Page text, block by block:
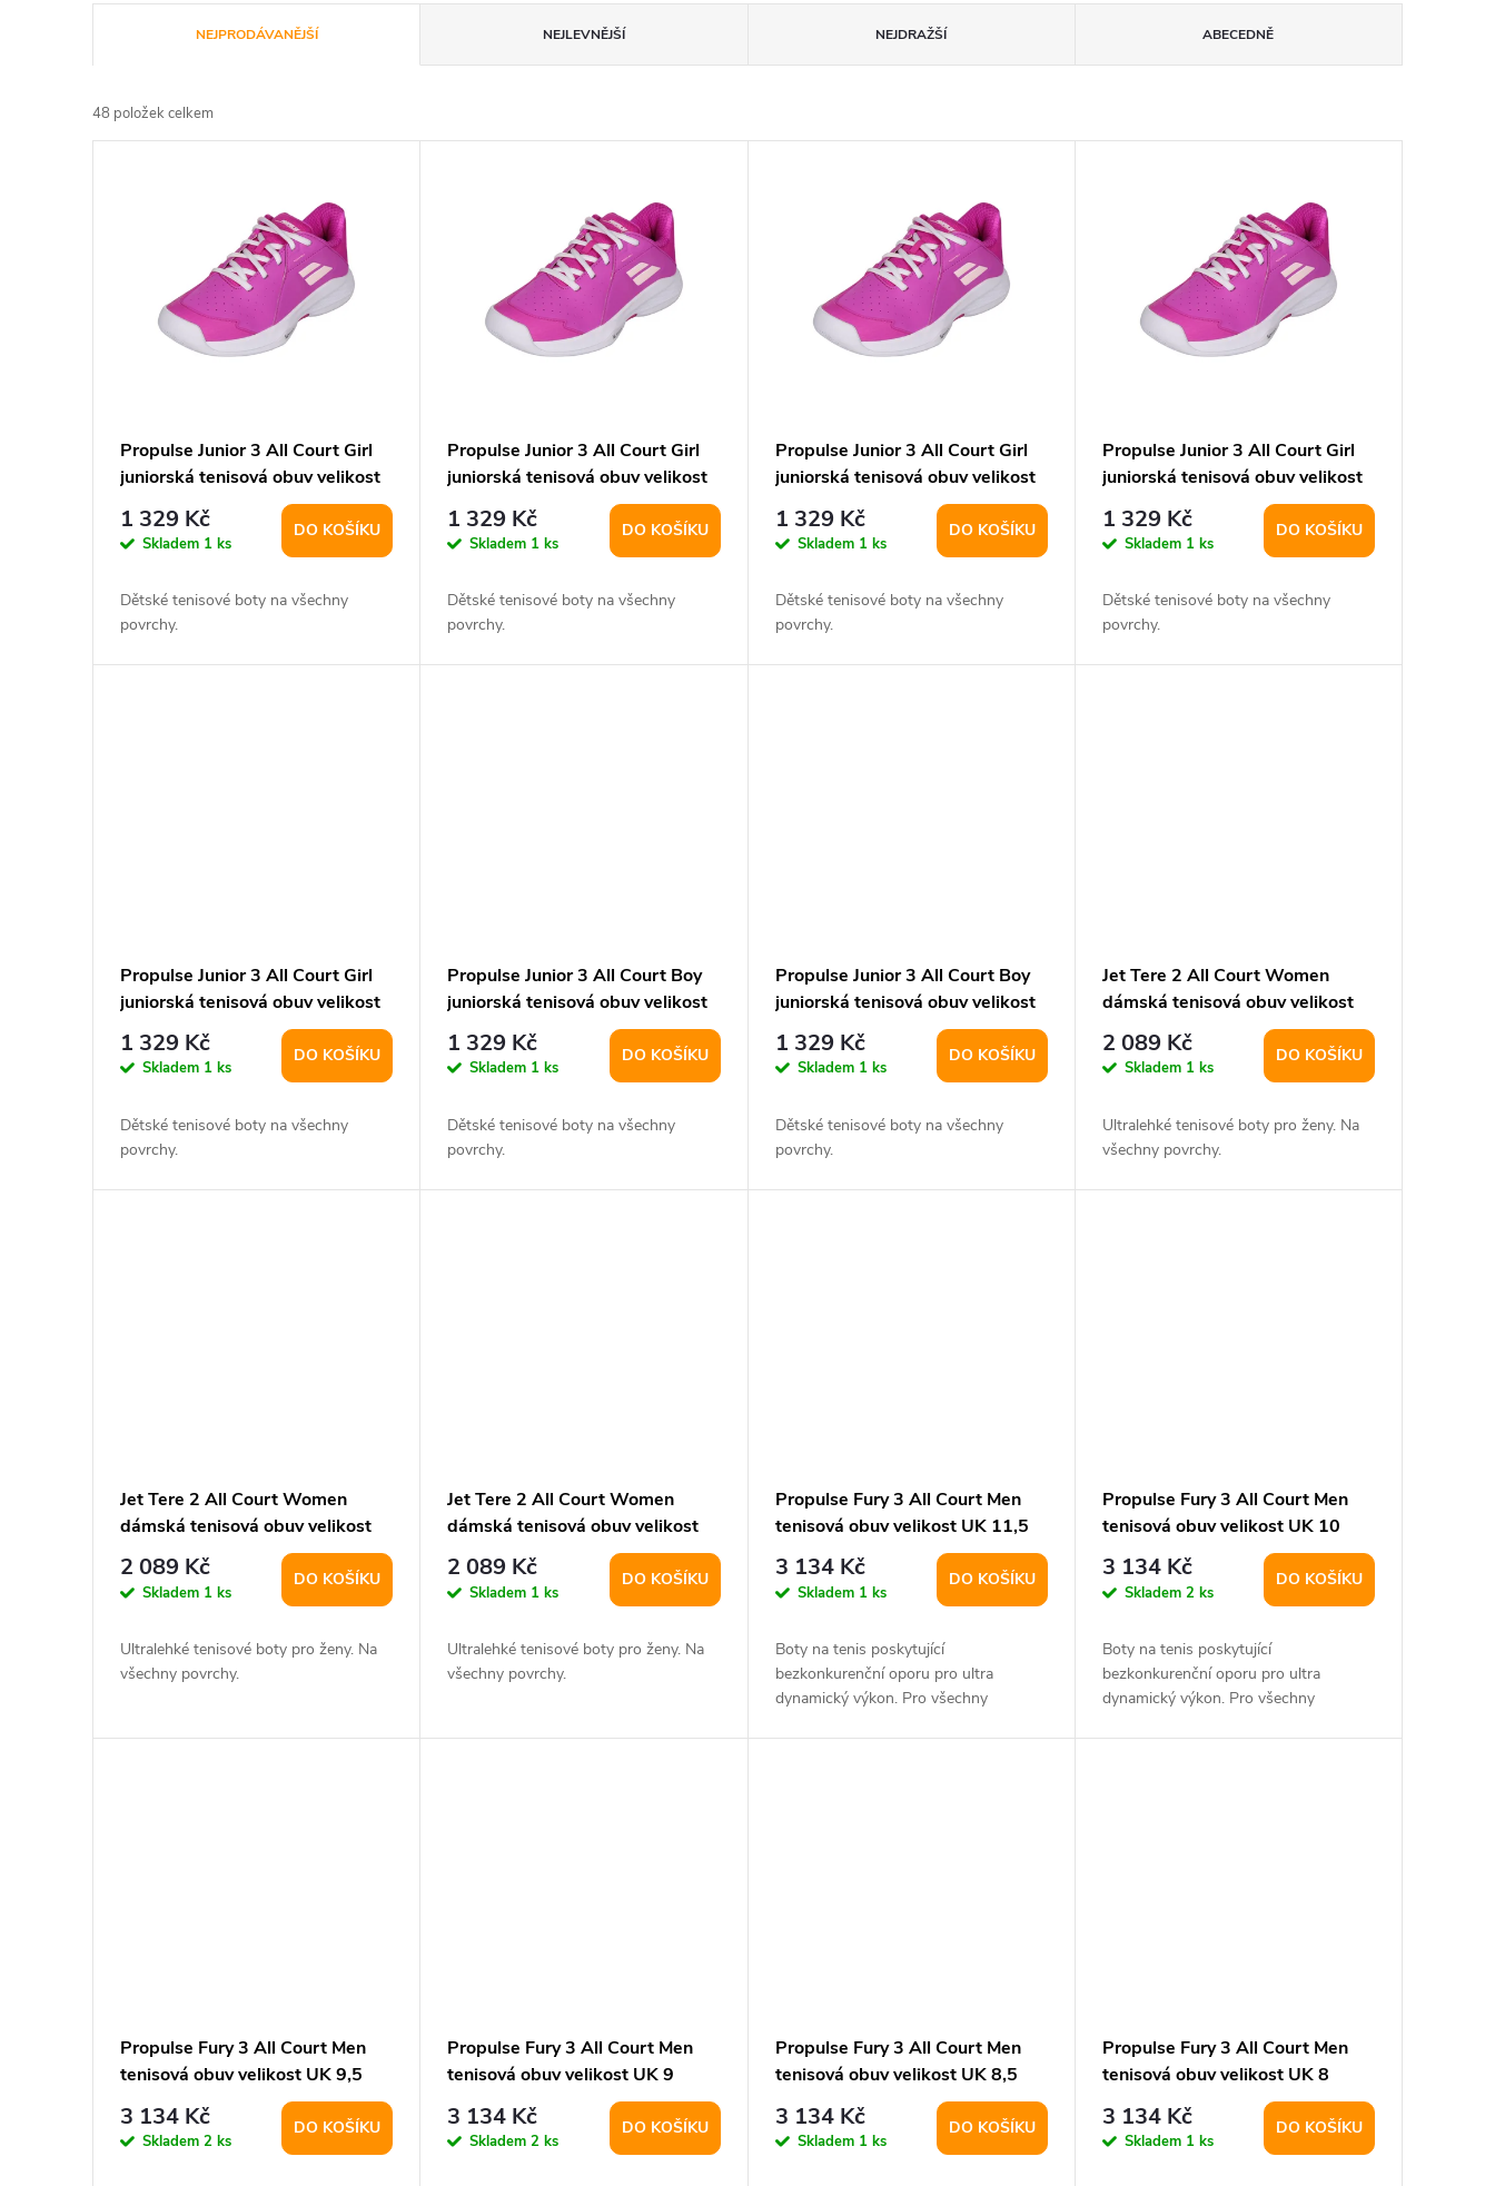
a
z
NEJPRODÁVANĚJŠÍ NEJLEVNĚJŠÍ NEJDRAŽŠÍ ABECEDNĚ
48 položek celkem
u
Propulse Junior 3 All Court Girl
juniorská tenisová obuv velikost
1 329 Kč
Skladem 1 ks
DO KOŠÍKU
Dětské tenisové boty na všechny
povrchy.
Propulse Junior 3 All Court Girl
juniorská tenisová obuv velikost
1 329 Kč
Skladem 1 ks
DO KOŠÍKU
Dětské tenisové boty na všechny
povrchy.
Propulse Junior 3 All Court Girl
juniorská tenisová obuv velikost
1 329 Kč
Skladem 1 ks
DO KOŠÍKU
Dětské tenisové boty na všechny
povrchy.
Propulse Junior 3 All Court Girl
juniorská tenisová obuv velikost
1 329 Kč
Skladem 1 ks
DO KOŠÍKU
Dětské tenisové boty na všechny
povrchy.
Propulse Junior 3 All Court Girl
juniorská tenisová obuv velikost
UK 4,5
1 329 Kč
Skladem 1 ks
DO KOŠÍKU
Dětské tenisové boty na všechny
povrchy.
Propulse Junior 3 All Court Boy
juniorská tenisová obuv velikost
UK 6,5
1 329 Kč
Skladem 1 ks
DO KOŠÍKU
Dětské tenisové boty na všechny
povrchy.
Propulse Junior 3 All Court Boy
juniorská tenisová obuv velikost
UK 6
1 329 Kč
Skladem 1 ks
DO KOŠÍKU
Dětské tenisové boty na všechny
povrchy.
Jet Tere 2 All Court Women
dámská tenisová obuv velikost
UK 7
2 089 Kč
Skladem 1 ks
DO KOŠÍKU
Ultralehké tenisové boty pro ženy. Na
všechny povrchy.
Jet Tere 2 All Court Women
dámská tenisová obuv velikost
UK 6,5
2 089 Kč
Skladem 1 ks
DO KOŠÍKU
Ultralehké tenisové boty pro ženy. Na
všechny povrchy.
Jet Tere 2 All Court Women
dámská tenisová obuv velikost
UK 5,5
2 089 Kč
Skladem 1 ks
DO KOŠÍKU
Ultralehké tenisové boty pro ženy. Na
všechny povrchy.
Propulse Fury 3 All Court Men
tenisová obuv velikost UK 11,5
3 134 Kč
Skladem 1 ks
DO KOŠÍKU
Boty na tenis poskytující
bezkonkurenční oporu pro ultra
dynamický výkon. Pro všechny
Propulse Fury 3 All Court Men
tenisová obuv velikost UK 10
3 134 Kč
Skladem 2 ks
DO KOŠÍKU
Boty na tenis poskytující
bezkonkurenční oporu pro ultra
dynamický výkon. Pro všechny
Propulse Fury 3 All Court Men
tenisová obuv velikost UK 9,5
3 134 Kč
Skladem 2 ks
DO KOŠÍKU
Propulse Fury 3 All Court Men
tenisová obuv velikost UK 9
3 134 Kč
Skladem2 ks
DO KOŠÍKU
Propulse Fury 3 All Court Men
tenisová obuv velikost UK 8,5
3 134 Kč
Skladem 1 ks
DO KOŠÍKU
Propulse Fury 3 All Court Men
tenisová obuv velikost UK 8
3 134 Kč
Skladem 1 ks
DO KOŠÍKU